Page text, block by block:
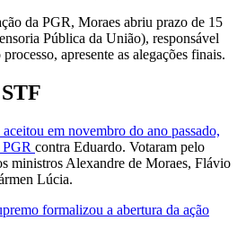
da PGR, Moraes abriu prazo de 15
Pública da União), responsável
apresente as alegações finais.
em novembro do ano passado,
PGR contra Eduardo. Votaram pelo
ministros Alexandre de Moraes, Flávio
Lúcia.
formalizou a abertura da ação